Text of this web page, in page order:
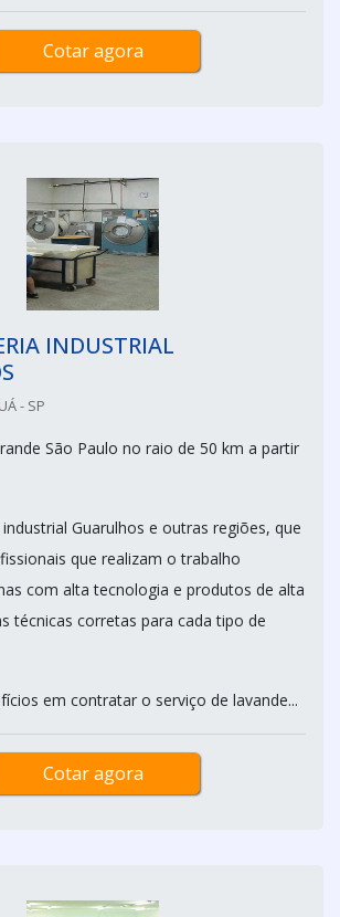
Cotar agora
INDUSTRIAL
- SP
São Paulo no raio de 50 km a partir
Guarulhos e outras regiões, que
que realizam o trabalho
com alta tecnologia e produtos de alta
técnicas corretas para cada tipo de
em contratar o serviço de lavande...
Cotar agora